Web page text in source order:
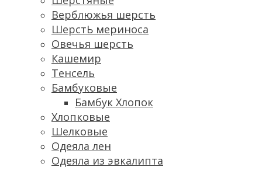
Верблюжья шерсть
ШерстЬ мериноса
Овечья шерсть
Кашемир
Тенсель
Бамбуковые
Бамбук Хлопок
Хлопковые
Шелковые
Одеяла лен
Одеяла из эвкалипта